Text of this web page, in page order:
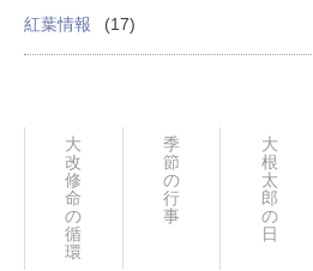
紅葉情報 (17)
大
根
太
郎
の
日々
季
節
の
行
事
大
改
修
命
の
循
環